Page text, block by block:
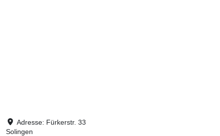
Adresse: Fürkerstr. 33
Solingen